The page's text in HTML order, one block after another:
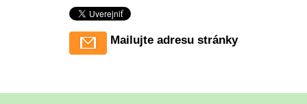
Mailujte adresu stránky